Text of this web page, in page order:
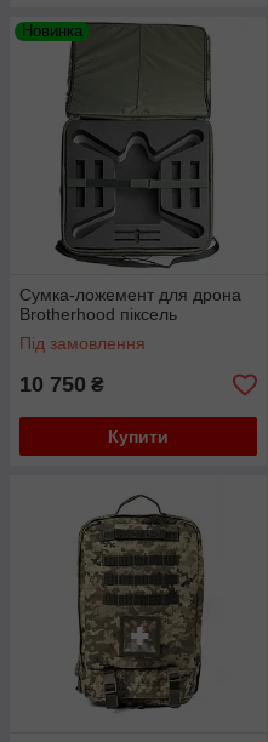
Новинка
Сумка-ложемент для дрона
Brotherhood піксель
Під замовлення
10 750 ₴
Купити